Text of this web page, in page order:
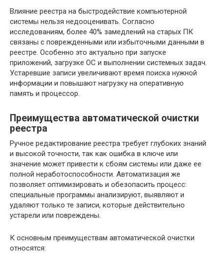
Влияние реестра на быстродействие компьютерной
системы нельзя недооценивать. Согласно
исследованиям, более 40% замедлений на старых ПК
связаны с поврежденными или избыточными данными в
реестре. Особенно это актуально при запуске
приложений, загрузке ОС и выполнении системных задач.
Устаревшие записи увеличивают время поиска нужной
информации и повышают нагрузку на оперативную
память и процессор.
Преимущества автоматической очистки
реестра
Ручное редактирование реестра требует глубоких знаний
и высокой точности, так как ошибка в ключе или
значение может привести к сбоям системы или даже ее
полной неработоспособности. Автоматизация же
позволяет оптимизировать и обезопасить процесс:
специальные программы анализируют, выявляют и
удаляют только те записи, которые действительно
устарели или повреждены.
К основным преимуществам автоматической очистки
относятся: